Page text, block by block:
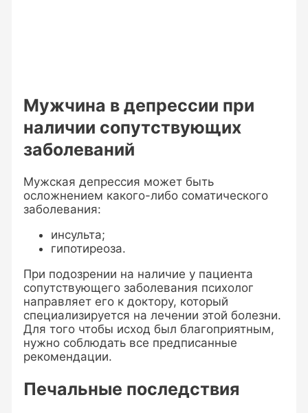
Мужчина в депрессии при
наличии сопутствующих
заболеваний
Мужская депрессия может быть
осложнением какого-либо соматического
заболевания:
инсульта;
гипотиреоза.
При подозрении на наличие у пациента
сопутствующего заболевания психолог
направляет его к доктору, который
специализируется на лечении этой болезни.
Для того чтобы исход был благоприятным,
нужно соблюдать все предписанные
рекомендации.
Печальные последствия